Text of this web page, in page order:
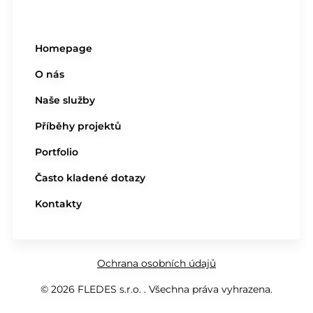
Homepage
O nás
Naše služby
Příběhy projektů
Portfolio
Často kladené dotazy
Kontakty
© 2026 FLEDES s.r.o. . Všechna práva vyhrazena.
Ochrana osobních údajů